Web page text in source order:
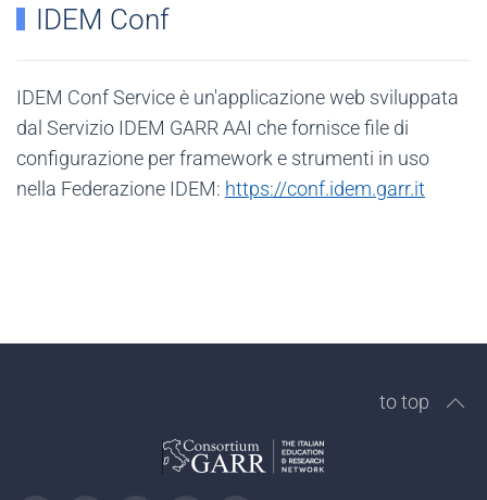
IDEM Conf
IDEM Conf Service è un'applicazione web sviluppata
dal Servizio IDEM GARR AAI che fornisce file di
configurazione per framework e strumenti in uso
nella Federazione IDEM: https://conf.idem.garr.it
to top